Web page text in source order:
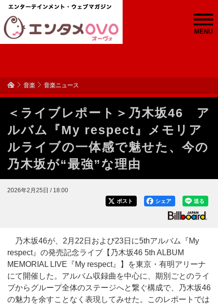
MENU
音楽 音楽ニュース
＜ライブレポート＞乃木坂46 ア
ルバム『My respect』メモリア
ルライブの一体感で魅せた、今の
乃木坂が“最強”な理由
2026年2月25日 / 18:00
送る
シェア
ポスト
乃木坂46が、2月22日および23日に5thアルバム『My
respect』の発売記念ライブ【乃木坂46 5th ALBUM
MEMORIAL LIVE『My respect』】を東京・有明アリーナ
にて開催した。アルバム収録曲を中心に、期別ごとのライ
ブからグループ全体のステージへと繋ぐ構成で、乃木坂46
の魅力を余すことなく表現してみせた。このレポートでは